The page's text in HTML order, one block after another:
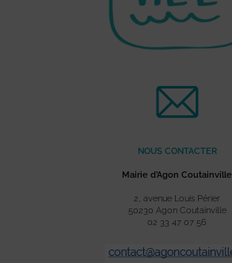
NOUS CONTACTER
Mairie d’Agon Coutainville
2, avenue Louis Périer
50230 Agon Coutainville
02 33 47 07 56